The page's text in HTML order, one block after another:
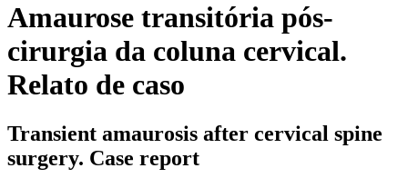
Amaurose transitória pós-
cirurgia da coluna cervical.
Relato de caso
Transient amaurosis after cervical spine
surgery. Case report